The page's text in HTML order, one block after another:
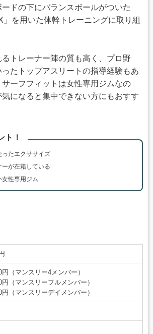
ドの下にバランスボールがついた
」を用いた体幹トレーニングに取り組
トレーナー陣の質も高く、プロ野
たトップアスリートの指導経験もあ
ーフフィットは女性専用ジムなの
になると集中できない方にもおすす
ト！
たエクササイズ
が在籍している
性専用ジム
円（マンスリー4メンバー）
円（マンスリーフルメンバー）
円（マンスリーデイメンバー）